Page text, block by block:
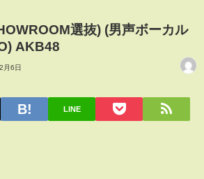
選抜) (男声ボーカル
AKB48
月6日
LINE